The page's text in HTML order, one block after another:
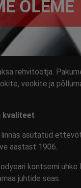
OLEME
rehvitootja.
veokite ja
kvaliteet
linnas asutatud
aastast 1906.
kontserni
juhtide seas.